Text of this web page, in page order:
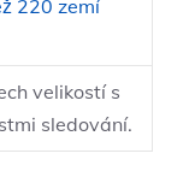
220 zemí
velikostí s
sledování.